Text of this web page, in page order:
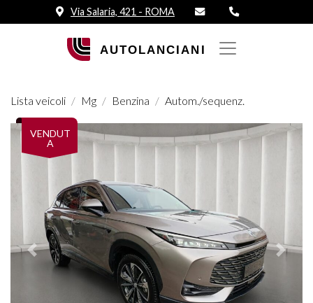
Via Salaria, 421 - ROMA
Lista veicoli Mg Benzina Autom./sequenz.
VENDUT
A
Prededente